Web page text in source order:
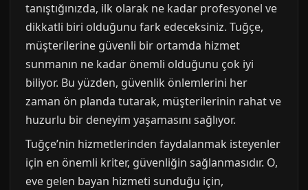
tanıştığınızda, ilk olarak ne kadar profesyonel ve
dikkatli biri olduğunu fark edeceksiniz. Tuğçe,
müşterilerine güvenli bir ortamda hizmet
sunmanın ne kadar önemli olduğunu çok iyi
biliyor. Bu yüzden, güvenlik önlemlerini her
zaman ön planda tutarak, müşterilerinin rahat ve
huzurlu bir deneyim yaşamasını sağlıyor.
Tuğçe’nin hizmetlerinden faydalanmak isteyenler
için en önemli kriter, güvenliğin sağlanmasıdır. O,
eve gelen bayan hizmeti sunduğu için,